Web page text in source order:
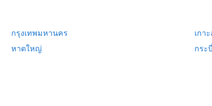
กรุงเทพมหานคร
เกา
หาดใหญ่
กระบี่